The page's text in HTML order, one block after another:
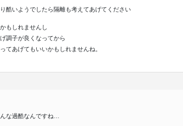
酷いようでしたら隔離も考えてあげてください
もしれませんし
調子が良くなってから
てあげてもいいかもしれませんね。
な過酷なんですね…